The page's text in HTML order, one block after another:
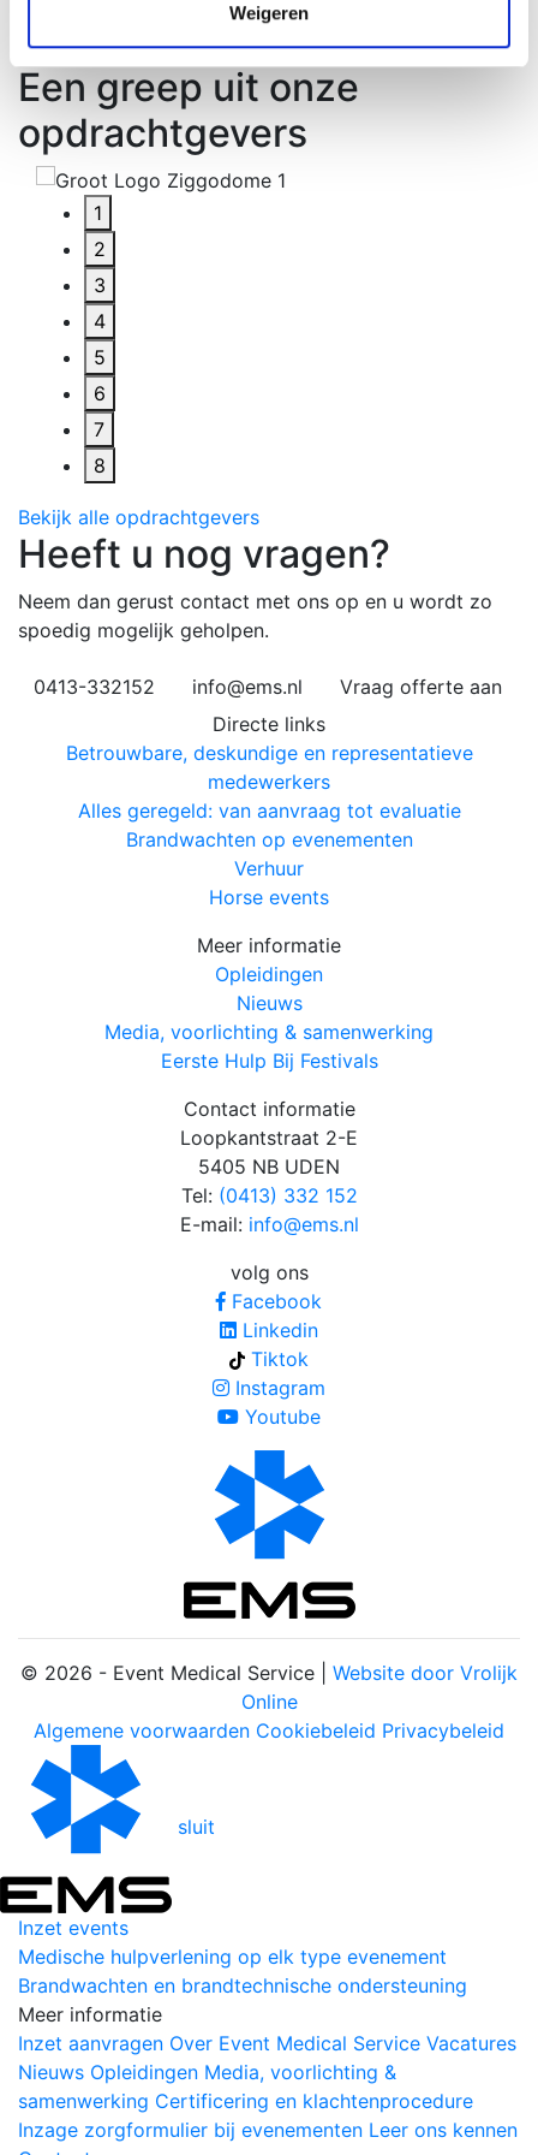
Weigeren
Een greep uit onze
opdrachtgevers
1
2
3
4
5
6
7
8
Bekijk alle opdrachtgevers
Heeft u nog vragen?
Neem dan gerust contact met ons op en u wordt zo
spoedig mogelijk geholpen.
0413-332152 info@ems.nl Vraag offerte aan
Contact informatie
Loopkantstraat 2-E
5405 NB UDEN
Tel: (0413) 332 152
E-mail: info@ems.nl
Directe links
Betrouwbare, deskundige en representatieve
medewerkers
Alles geregeld: van aanvraag tot evaluatie
Brandwachten op evenementen
Verhuur
Horse events
Meer informatie
Opleidingen
Nieuws
Media, voorlichting & samenwerking
Eerste Hulp Bij Festivals
volg ons
Facebook
Linkedin
Tiktok
Instagram
Youtube
© 2026 - Event Medical Service | Website door Vrolijk
Online
Algemene voorwaarden Cookiebeleid Privacybeleid
sluit
Inzet events
Medische hulpverlening op elk type evenement
Brandwachten en brandtechnische ondersteuning
Meer informatie
Inzet aanvragen Over Event Medical Service Vacatures
Nieuws Opleidingen Media, voorlichting &
samenwerking Certificering en klachtenprocedure
Inzage zorgformulier bij evenementen Leer ons kennen